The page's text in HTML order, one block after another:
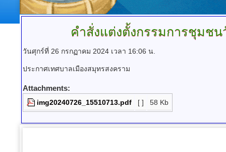
คำสั่งแต่งตั้งกรรมการชุมช
วันศุกร์ที่ 26 กรกฏาคม 2024 เวลา 16:06 น.
ประกาศเทศบาลเมืองสมุทรสงคราม
Attachments:
img20240726_15510713.pdf [ ] 58 Kb